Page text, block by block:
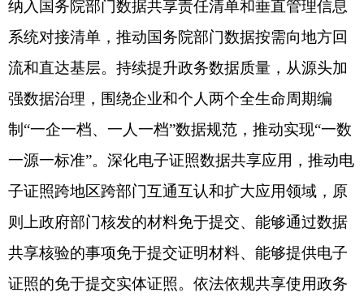
面问题。优化线下帮办代办工作机制，为老年人、
残疾人等特殊群体提供陪同办、代理办、优先办等
服务。在高新区、产业园区等加强项目全流程帮办
代办，结合实际建立专班服务、专员跟进等机制，
及时解决项目推进中的难点问题。
（十二）丰富公共服务供给。在优化提升公共
教育、劳动就业、医疗卫生、养老服务、托育服
等公用事业领域高频办理的服务事项纳入政务服务
中心、接入政务服务平台。推动公用事业领域有关